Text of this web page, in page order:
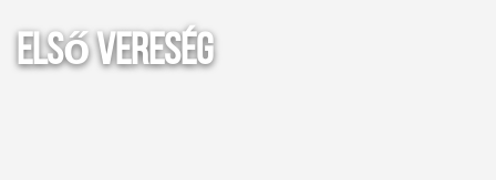
Első vereség